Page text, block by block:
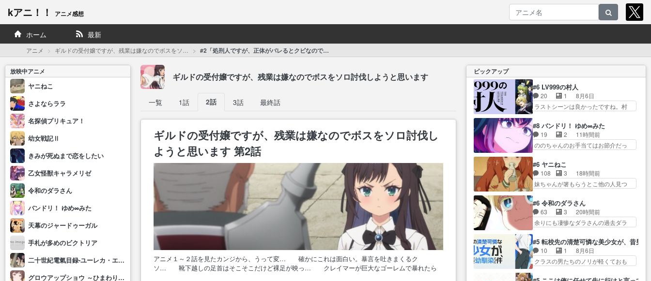
kアニ！！ アニメ感想
ホーム 最新
アニメ ギルドの受付嬢ですが、残業は嫌なのでボスをソロ討伐しようと思います #2「処刑人ですが、正体がバレるとクビなので実力行使しようと思います」
放映中アニメ
ヤニねこ
さよならララ
名探偵プリキュア！
幼女戦記Ⅱ
きみが死ぬまで恋をしたい
乙女怪獣キャラメリゼ
令和のダラさん
バンドリ！ ゆめ∞みた
天幕のジャードゥーガル
手札が多めのビクトリア
二十世紀電氣目録-ユーレカ・エヴリカ-
グロウアップショウ ～ひまわりのサーカス団～
ギルドの受付嬢ですが、残業は嫌なのでボスをソロ討伐しようと思います
一覧 1話 2話 3話 最終話
ギルドの受付嬢ですが、残業は嫌なのでボスをソロ討伐し
ようと思います 第2話
アニメ１～２話を見たカンジから、うって変… 確かにこれは面白い。暴言を吐きまくるク
ソ… 靴下越しの足首はそこそこだけど裸足が映っ… クレイマーが巨大なゴーレムで暴れたら
ピックアップ
#6 LV999の村人
20 1
8月6日
ラストシーンは良かったですね。村
鬼モードフィンガーシリ… アリ
スと10年後に結婚の約束をした鏡ず
っ… カジノスタッフ募集するも
集まらない更に追… 王命でクル
ビ… 最強の村人・鏡との出会い
で少しは変わった… やはり何か
悲しい過去がありそうな。鏡の
深そうやね姫を舐… 新キャラが
登場早々変態扱いされてる件。
タ… まだまだお元気そうなお声
で……不意打ち過…
#8 バンドリ！ ゆめ∞みた
19 2
11時間前
ののちゃんのお手当てはお節介だっ
悪すぎるお近づきの印が… ・律
っちゃん明るくなったね♪・メンバー
の… 一難去ってまた一難、律が
ビオラの呪縛から… 「私はあな
め… 何が起きているのか！？次
週、みゅーたいぷ… ビオラ様、
律ちゃんを奪うのではなく敢え
も、それだけじゃど… あられ等
の学校へ転校してきた律の歓迎会
が… そろそろ解散イベント発生
かなっと思ったけ…
#6 ヤニねこ
108 3
18時間前
妹ちゃんが箸もらうとこ他の人見つ
のチェーンスモークはあ… 飲み
会途中でトイレに行って何故か江の
島に… アルねこを連れ戻しに来
た大家とヤクねこの… ２期第５
て… ・アルちゃん自由すぎ・カ
ンサイちゃん、ボ… ペンペンね
こ、見た目も言うことも完全に
まで行ったので大… 毒気がない
#6 令和のダラさん
63 3
20時間前
余りにも凄惨なダラさんの過去ダラ
切りかなギャグも面白い… ガン
ガガン♪薫がなんかしっかり歌ってロ
マ… 姉巫女の誤算、クソみたい
な嫉妬の末路よ。… 私、そんな
#5 転校先の清楚可憐な美少女が、昔男
10 1
8月6日
クラスの男たちのノリが軽くておも
いを拗らせているタイプ… みな